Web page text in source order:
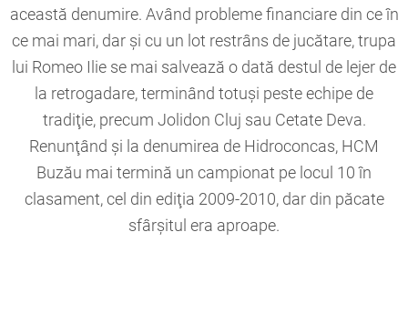
această denumire. Având probleme financiare din ce în
ce mai mari, dar şi cu un lot restrâns de jucătare, trupa
lui Romeo Ilie se mai salvează o dată destul de lejer de
la retrogadare, terminând totuşi peste echipe de
tradiţie, precum Jolidon Cluj sau Cetate Deva.
Renunţând şi la denumirea de Hidroconcas, HCM
Buzău mai termină un campionat pe locul 10 în
clasament, cel din ediţia 2009-2010, dar din păcate
sfârşitul era aproape.